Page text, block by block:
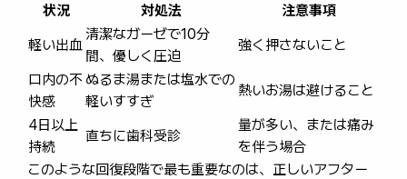
状況
対処法
注意事項
軽い出血
清潔なガーゼで10分
間、優しく圧迫
強く押さないこと
口内の不
快感
ぬるま湯または塩水での
軽いすすぎ
熱いお湯は避けること
4日以上
持続
直ちに歯科受診
量が多い、または痛み
を伴う場合
このような回復段階で最も重要なのは、正しいアフター